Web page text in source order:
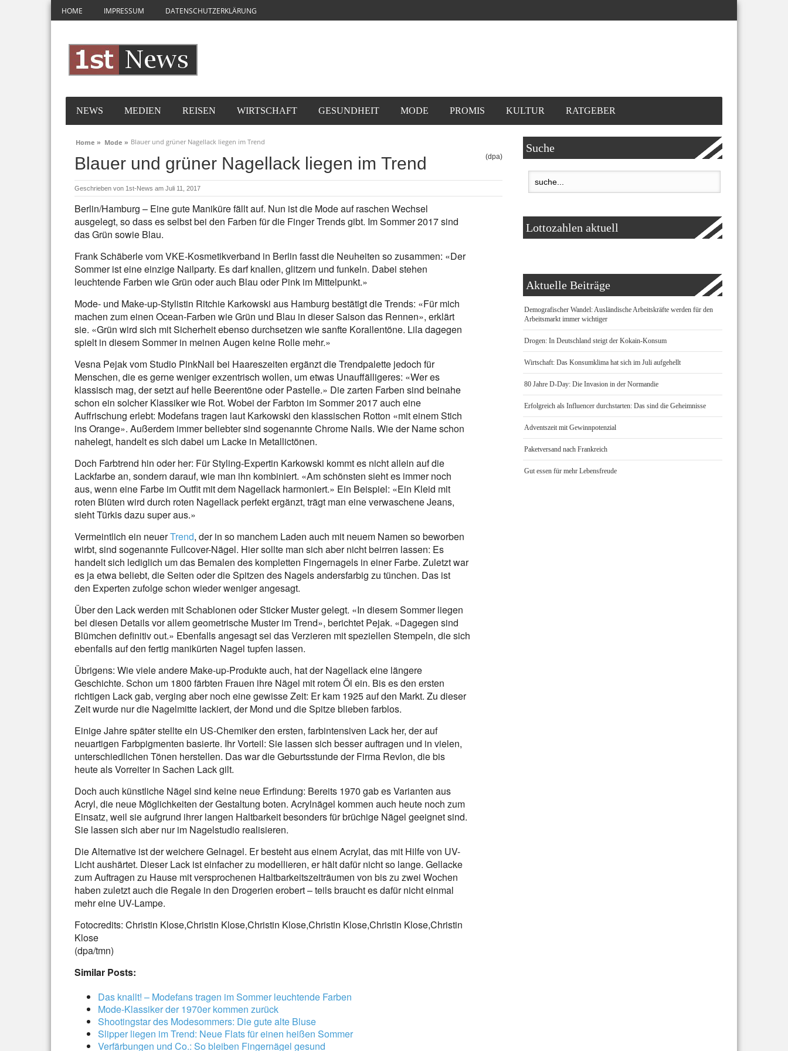
HOME IMPRESSUM DATENSCHUTZERKLÄRUNG
NEWS MEDIEN REISEN WIRTSCHAFT GESUNDHEIT MODE PROMIS KULTUR RATGEBER
Home » Mode » Blauer und grüner Nagellack liegen im Trend
Blauer und grüner Nagellack liegen im Trend (dpa)
Geschrieben von 1st-News am Juli 11, 2017
Berlin/Hamburg – Eine gute Maniküre fällt auf. Nun ist die Mode auf raschen Wechsel
ausgelegt, so dass es selbst bei den Farben für die Finger Trends gibt. Im Sommer 2017 sind
das Grün sowie Blau.
Frank Schäberle vom VKE-Kosmetikverband in Berlin fasst die Neuheiten so zusammen: «Der
Sommer ist eine einzige Nailparty. Es darf knallen, glitzern und funkeln. Dabei stehen
leuchtende Farben wie Grün oder auch Blau oder Pink im Mittelpunkt.»
Mode- und Make-up-Stylistin Ritchie Karkowski aus Hamburg bestätigt die Trends: «Für mich
machen zum einen Ocean-Farben wie Grün und Blau in dieser Saison das Rennen», erklärt
sie. «Grün wird sich mit Sicherheit ebenso durchsetzen wie sanfte Korallentöne. Lila dagegen
spielt in diesem Sommer in meinen Augen keine Rolle mehr.»
Vesna Pejak vom Studio PinkNail bei Haareszeiten ergänzt die Trendpalette jedoch für
Menschen, die es gerne weniger exzentrisch wollen, um etwas Unauffälligeres: «Wer es
klassisch mag, der setzt auf helle Beerentöne oder Pastelle.» Die zarten Farben sind beinahe
schon ein solcher Klassiker wie Rot. Wobei der Farbton im Sommer 2017 auch eine
Auffrischung erlebt: Modefans tragen laut Karkowski den klassischen Rotton «mit einem Stich
ins Orange». Außerdem immer beliebter sind sogenannte Chrome Nails. Wie der Name schon
nahelegt, handelt es sich dabei um Lacke in Metallictönen.
Doch Farbtrend hin oder her: Für Styling-Expertin Karkowski kommt es nicht allein auf die
Lackfarbe an, sondern darauf, wie man ihn kombiniert. «Am schönsten sieht es immer noch
aus, wenn eine Farbe im Outfit mit dem Nagellack harmoniert.» Ein Beispiel: «Ein Kleid mit
roten Blüten wird durch roten Nagellack perfekt ergänzt, trägt man eine verwaschene Jeans,
sieht Türkis dazu super aus.»
Vermeintlich ein neuerTrend, der in so manchem Laden auch mit neuem Namen so beworben
wirbt, sind sogenannte Fullcover-Nägel. Hier sollte man sich aber nicht beirren lassen: Es
handelt sich lediglich um das Bemalen des kompletten Fingernagels in einer Farbe. Zuletzt war
es ja etwa beliebt, die Seiten oder die Spitzen des Nagels andersfarbig zu tünchen. Das ist
den Experten zufolge schon wieder weniger angesagt.
Über den Lack werden mit Schablonen oder Sticker Muster gelegt. «In diesem Sommer liegen
bei diesen Details vor allem geometrische Muster im Trend», berichtet Pejak. «Dagegen sind
Blümchen definitiv out.» Ebenfalls angesagt sei das Verzieren mit speziellen Stempeln, die sich
ebenfalls auf den fertig manikürten Nagel tupfen lassen.
Übrigens: Wie viele andere Make-up-Produkte auch, hat der Nagellack eine längere
Geschichte. Schon um 1800 färbten Frauen ihre Nägel mit rotem Öl ein. Bis es den ersten
richtigen Lack gab, verging aber noch eine gewisse Zeit: Er kam 1925 auf den Markt. Zu dieser
Zeit wurde nur die Nagelmitte lackiert, der Mond und die Spitze blieben farblos.
Einige Jahre später stellte ein US-Chemiker den ersten, farbintensiven Lack her, der auf
neuartigen Farbpigmenten basierte. Ihr Vorteil: Sie lassen sich besser auftragen und in vielen,
unterschiedlichen Tönen herstellen. Das war die Geburtsstunde der Firma Revlon, die bis
heute als Vorreiter in Sachen Lack gilt.
Doch auch künstliche Nägel sind keine neue Erfindung: Bereits 1970 gab es Varianten aus
Acryl, die neue Möglichkeiten der Gestaltung boten. Acrylnägel kommen auch heute noch zum
Einsatz, weil sie aufgrund ihrer langen Haltbarkeit besonders für brüchige Nägel geeignet sind.
Sie lassen sich aber nur im Nagelstudio realisieren.
Die Alternative ist der weichere Gelnagel. Er besteht aus einem Acrylat, das mit Hilfe von UV-
Licht aushärtet. Dieser Lack ist einfacher zu modellieren, er hält dafür nicht so lange. Gellacke
zum Auftragen zu Hause mit versprochenen Haltbarkeitszeiträumen von bis zu zwei Wochen
haben zuletzt auch die Regale in den Drogerien erobert – teils braucht es dafür nicht einmal
mehr eine UV-Lampe.
Fotocredits: Christin Klose,Christin Klose,Christin Klose,Christin Klose,Christin Klose,Christin
Klose
(dpa/tmn)
Similar Posts:
Das knallt! – Modefans tragen im Sommer leuchtende Farben
Mode-Klassiker der 1970er kommen zurück
Shootingstar des Modesommers: Die gute alte Bluse
Slipper liegen im Trend: Neue Flats für einen heißen Sommer
Verfärbungen und Co.: So bleiben Fingernägel gesund
Suche
Lottozahlen aktuell
Aktuelle Beiträge
Demografischer Wandel: Ausländische Arbeitskräfte werden für den
Arbeitsmarkt immer wichtiger
Drogen: In Deutschland steigt der Kokain-Konsum
Wirtschaft: Das Konsumklima hat sich im Juli aufgehellt
80 Jahre D-Day: Die Invasion in der Normandie
Erfolgreich als Influencer durchstarten: Das sind die Geheimnisse
Adventszeit mit Gewinnpotenzial
Paketversand nach Frankreich
Gut essen für mehr Lebensfreude